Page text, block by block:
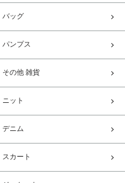
バッグ
パンプス
その他 雑貨
ニット
デニム
スカート